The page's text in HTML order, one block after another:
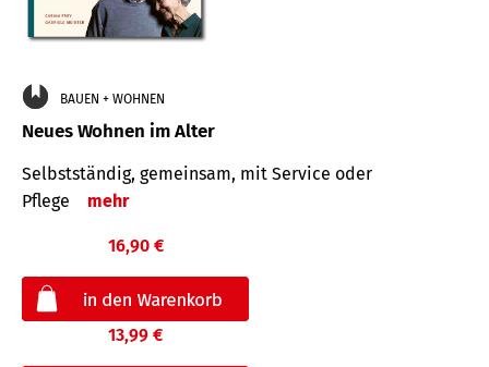
BAUEN + WOHNEN
Neues Wohnen im Alter
Selbstständig, gemeinsam, mit Service oder
Pflege
mehr
16,90 €
13,99 €